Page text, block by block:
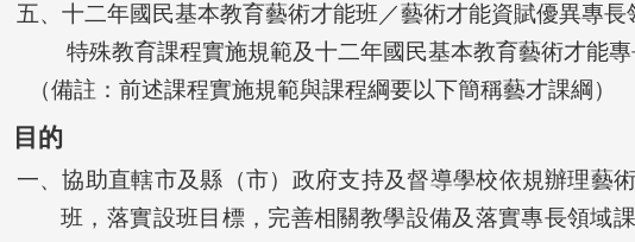
五、十二年國民基本教育藝術才能班／藝術才能資賦優異專長
特殊教育課程實施規範及十二年國民基本教育藝術才能專
（備註：前述課程實施規範與課程綱要以下簡稱藝才課綱）
目的
一、協助直轄市及縣（市）政府支持及督導學校依規辦理藝
班，落實設班目標，完善相關教學設備及落實專長領域